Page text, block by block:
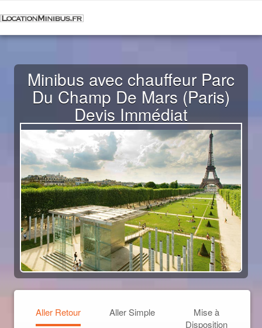
Minibus avec chauffeur Parc
Du Champ De Mars (Paris)
Devis Immédiat
Aller Retour Aller Simple
Mise à
Disposition